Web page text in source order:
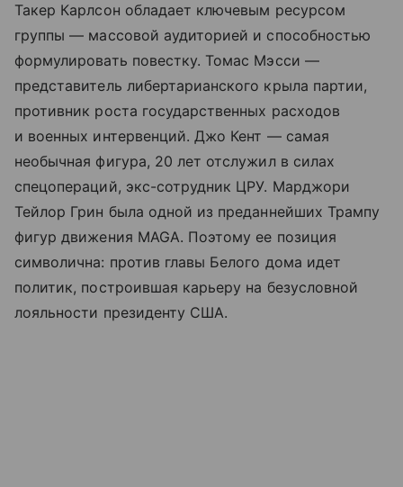
Такер Карлсон обладает ключевым ресурсом
группы — массовой аудиторией и способностью
формулировать повестку. Томас Мэсси —
представитель либертарианского крыла партии,
противник роста государственных расходов
и военных интервенций. Джо Кент — самая
необычная фигура, 20 лет отслужил в силах
спецопераций, экс-сотрудник ЦРУ. Марджори
Тейлор Грин была одной из преданнейших Трампу
фигур движения MAGA. Поэтому ее позиция
символична: против главы Белого дома идет
политик, построившая карьеру на безусловной
лояльности президенту США.